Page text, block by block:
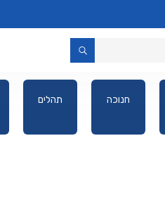
תהלים חנוכה